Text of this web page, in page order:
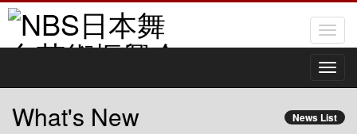
Toggle
Toggle
What's New News List